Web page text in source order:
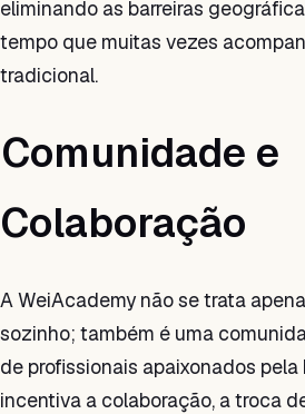
eliminando as barreiras
tempo que muitas vezes
tradicional.
Comunidade e
Colaboração
A WeiAcademy não se trata
sozinho; também é uma
de profissionais apaixonados
incentiva a colaboração, a troca